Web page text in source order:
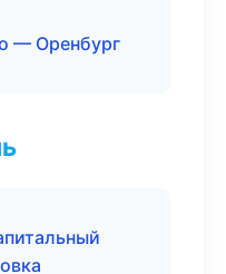
— Оренбург